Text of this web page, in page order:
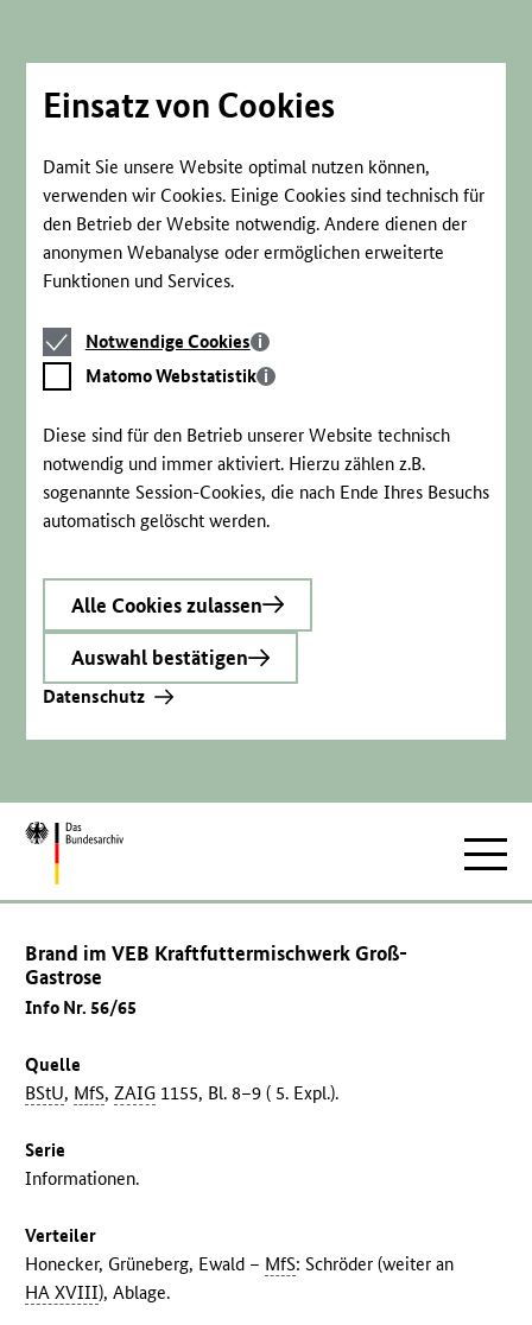
Einsatz von Cookies
Damit Sie unsere Website optimal nutzen können,
verwenden wir Cookies. Einige Cookies sind technisch für
den Betrieb der Website notwendig. Andere dienen der
anonymen Webanalyse oder ermöglichen erweiterte
Funktionen und Services.
Notwendige
Cookies
Notwendige Cookies
Matomo
Webstatistik
Matomo Webstatistik
Diese sind für den Betrieb unserer Website technisch
notwendig und immer aktiviert. Hierzu zählen z.B.
sogenannte Session-Cookies, die nach Ende Ihres Besuchs
automatisch gelöscht werden.
Alle Cookies zulassen
Auswahl bestätigen
Datenschutz
Zur
Brand im VEB Kraftfuttermischwerk Groß-
Gastrose
Info Nr. 56/65
Quelle
BStU, MfS,ZAIG 1155, Bl. 8–9 ( 5. Expl.).
Serie
Informationen.
Verteiler
Honecker, Grüneberg, Ewald – MfS: Schröder (weiter an
HA XVIII), Ablage.